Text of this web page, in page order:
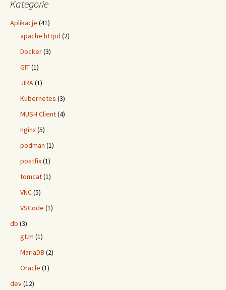
Kategorie
Aplikacje (41)
apache httpd (2)
Docker(3)
GIT(1)
JIRA(1)
Kubernetes (3)
MUSH Client(4)
nginx(5)
podman (1)
postfix(1)
tomcat(1)
VNC(5)
VSCode (1)
db (3)
gt.m (1)
MariaDB (2)
Oracle (1)
dev(12)